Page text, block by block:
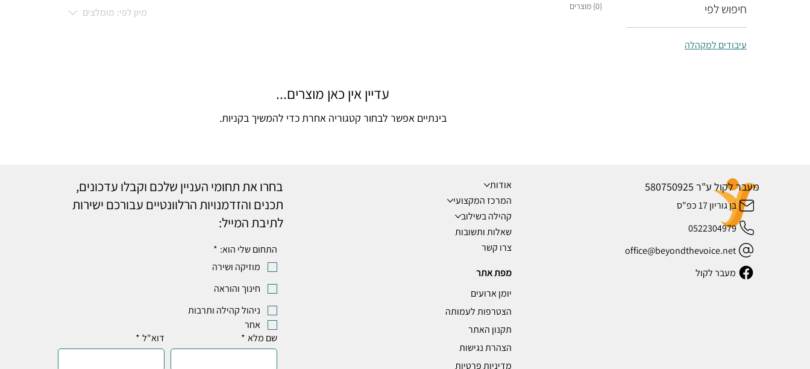
חיפוש לפי
עיבודים למקהלה
{0} מוצרים מיון לפי: מומלצים
עדיין אין כאן מוצרים...
בינתיים אפשר לבחור קטגוריה אחרת כדי להמשיך בקניות.
מעבר לקול ע"ר 580750925
בן גוריון 17 כפ"ס
0522304979
office@beyondthevoice.net
מעבר לקול
אודות
המרכז המקצועי
קהילה בשילוב
שאלות ותשובות
צרו קשר
מפת אתר
יומן ארועים
הצטרפות לעמותה
תקנון האתר
הצהרת נגישות
מדיניות פרטיות
בחרו את תחומי העניין שלכם וקבלו עדכונים,
תכנים והזדמנויות הרלוונטיים עבורכם ישירות
לתיבת המייל:
התחום שלי הוא: *
מוזיקה ושירה
חינוך והוראה
ניהול קהילה ותרבות
אחר
שם מלא * דוא"ל *